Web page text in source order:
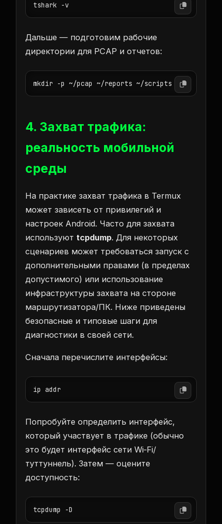
tshark -v
Дальше — подготовим рабочие
директории для PCAP и отчетов:
mkdir -p ~/pcap ~/reports ~/scripts
4. Захват трафика:
реальность мобильной
среды
На практике захват трафика в Termux
может зависеть от привилегий и
настроек Android. Часто для захвата
используют tcpdump. Для некоторых
сценариев может требоваться запуск с
дополнительными правами (в пределах
допустимого) или использование
инфраструктуры захвата на стороне
маршрутизатора/ПК. Ниже приведены
безопасные и типовые шаги для
диагностики в своей сети.
Сначала перечислите интерфейсы:
ip addr
Попробуйте определить интерфейс,
который участвует в трафике (обычно
это будет интерфейс сети Wi‑Fi/
туттуннель). Затем — оцените
доступность:
tcpdump -D